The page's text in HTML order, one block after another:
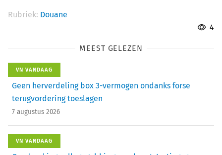
Rubriek: Douane
4
MEEST GELEZEN
VN VANDAAG
Geen herverdeling box 3-vermogen ondanks forse
terugvordering toeslagen
7 augustus 2026
VN VANDAAG